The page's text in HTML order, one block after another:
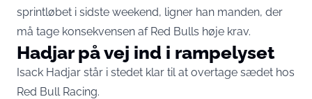
sprintløbet i sidste weekend, ligner han manden, der
må tage konsekvensen af Red Bulls høje krav.
Hadjar på vej ind i rampelyset
Isack Hadjar står i stedet klar til at overtage sædet hos
Red Bull Racing.